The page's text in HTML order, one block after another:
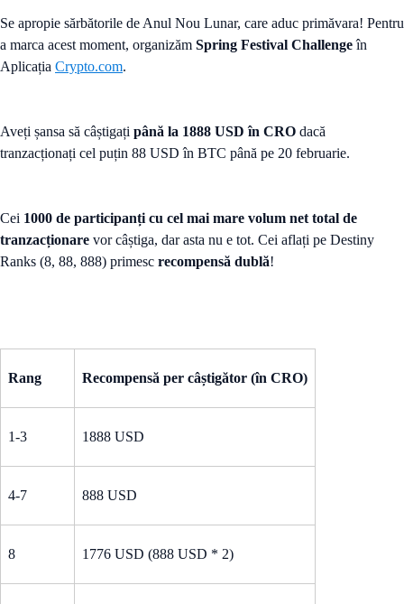
Se apropie sărbătorile de Anul Nou Lunar, care aduc primăvara! Pentru
a marca acest moment, organizăm Spring Festival Challengeîn
Aplicația Crypto.com.
Aveți șansa să câștigați până la 1888 USD în CRO dacă
tranzacționați cel puțin 88 USD în BTC până pe 20 februarie.
Cei 1000 de participanți cu cel mai mare volum net total de
tranzacționare vor câștiga, dar asta nu e tot. Cei aflați pe Destiny
Ranks (8, 88, 888) primesc recompensă dublă!
Rang Recompensă per câștigător (în CRO)
1-3 1888 USD
4-7 888 USD
8 1776 USD (888 USD * 2)